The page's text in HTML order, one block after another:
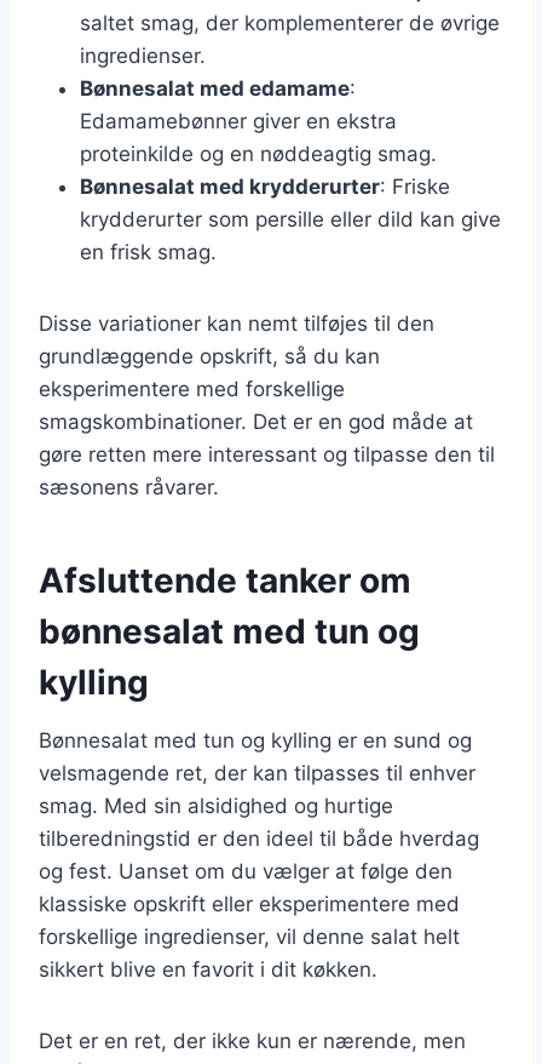
saltet smag, der komplementerer de øvrige
ingredienser.
Bønnesalat med edamame:
Edamamebønner giver en ekstra
proteinkilde og en nøddeagtig smag.
Bønnesalat med krydderurter: Friske
krydderurter som persille eller dild kan give
en frisk smag.
Disse variationer kan nemt tilføjes til den
grundlæggende opskrift, så du kan
eksperimentere med forskellige
smagskombinationer. Det er en god måde at
gøre retten mere interessant og tilpasse den til
sæsonens råvarer.
Afsluttende tanker om
bønnesalat med tun og
kylling
Bønnesalat med tun og kylling er en sund og
velsmagende ret, der kan tilpasses til enhver
smag. Med sin alsidighed og hurtige
tilberedningstid er den ideel til både hverdag
og fest. Uanset om du vælger at følge den
klassiske opskrift eller eksperimentere med
forskellige ingredienser, vil denne salat helt
sikkert blive en favorit i dit køkken.
Det er en ret, der ikke kun er nærende, men